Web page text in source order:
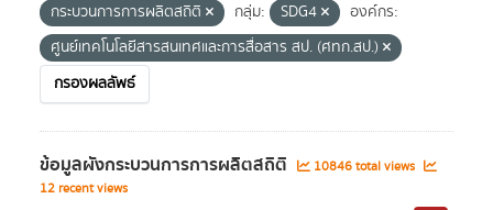
กระบวนการการผลิตสถิติ
กลุ่ม: SDG4
องค์กร:
ศูนย์เทคโนโลยีสารสนเทศและการสื่อสาร สป. (ศทก.สป.)
กรองผลลัพธ์
ข้อมูลผังกระบวนการการผลิตสถิติ
10846 total views
12 recent views